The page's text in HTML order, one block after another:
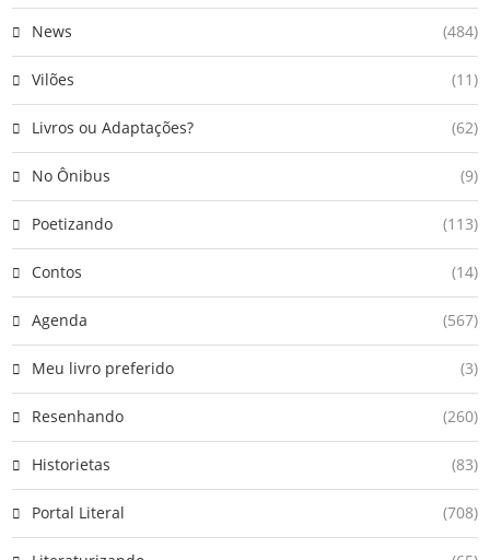
News (484)
Vilões (11)
Livros ou Adaptações? (62)
No Ônibus (9)
Poetizando (113)
Contos (14)
Agenda (567)
Meu livro preferido (3)
Resenhando (260)
Historietas (83)
Portal Literal (708)